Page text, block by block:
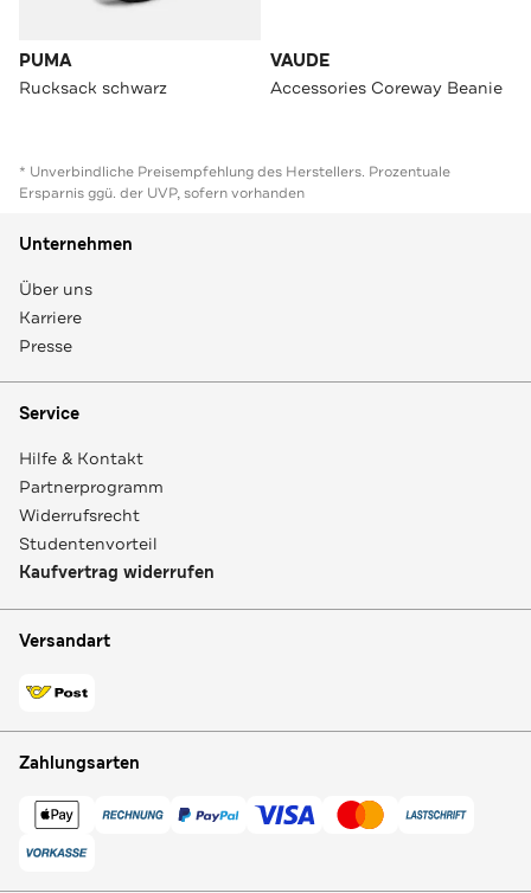
PUMA
Rucksack schwarz
VAUDE
Accessories Coreway Beanie
* Unverbindliche Preisempfehlung des Herstellers. Prozentuale
Ersparnis ggü. der UVP, sofern vorhanden
Unternehmen
Über uns
Karriere
Presse
Service
Hilfe & Kontakt
Partnerprogramm
Widerrufsrecht
Studentenvorteil
Kaufvertrag widerrufen
Versandart
Zahlungsarten